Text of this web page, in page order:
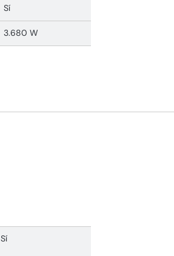
Sí
3.680 W
Sí